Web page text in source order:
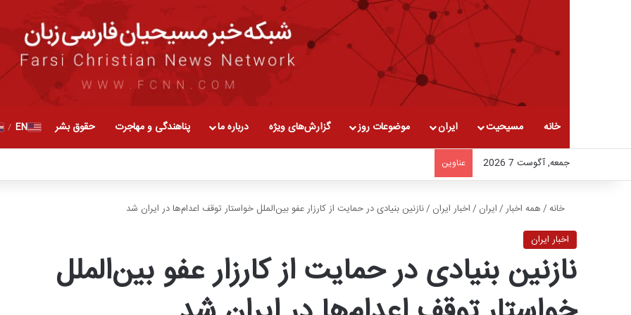
خانه مسیحیت ایران موضوعات روز گزارش‌های ویژه درباره ما پناهندگی و مهاجرت حقوق بشر EN
/
جمعه, آگوست 7 2026 عناوین
خانه/همه اخبار/ایران /اخبار ایران /نازنین بنیادی در حمایت از کارزار عفو بین‌الملل خواستار توقف اعدام‌ها در ایران شد
اخبار ایران
نازنین بنیادی در حمایت از کارزار عفو بین‌الملل